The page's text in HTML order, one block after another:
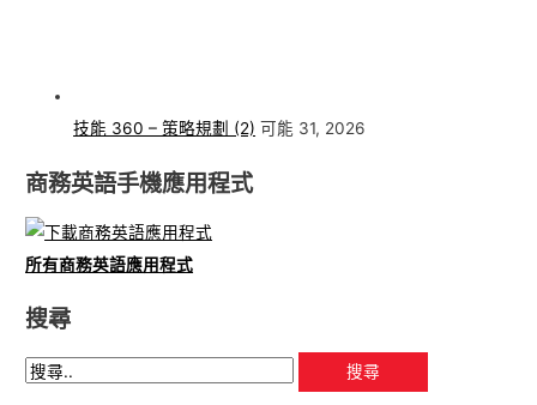
技能 360 – 策略規劃 (2) 可能 31, 2026
商務英語手機應用程式
所有商務英語應用程式
搜尋